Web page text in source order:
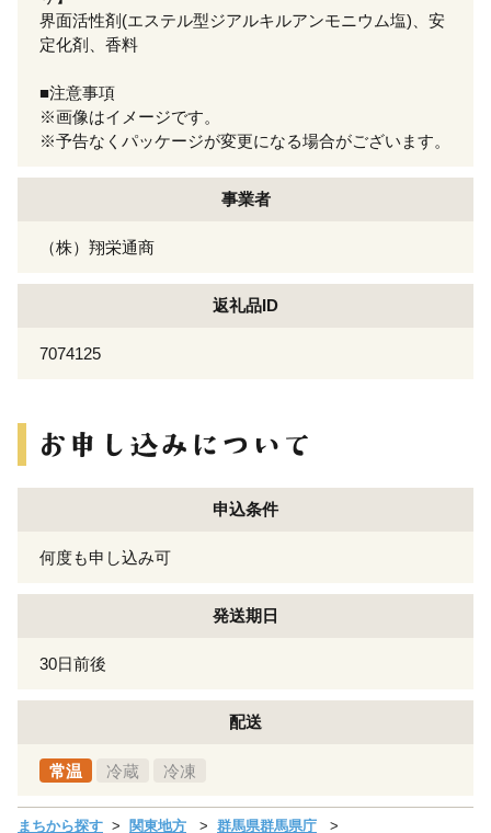
界面活性剤(エステル型ジアルキルアンモニウム塩)、安
定化剤、香料
■注意事項
※画像はイメージです。
※予告なくパッケージが変更になる場合がございます。
事業者
（株）翔栄通商
返礼品ID
7074125
申込条件
何度も申し込み可
発送期日
30日前後
配送
常温 冷蔵 冷凍
まちから探す 関東地方 群馬県群馬県庁